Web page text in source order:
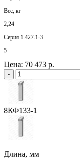
Вес, кг
2,24
Серия 1.427.1-3
5
Цена: 70 473 р.
-
8КФ133-1
Длина, мм